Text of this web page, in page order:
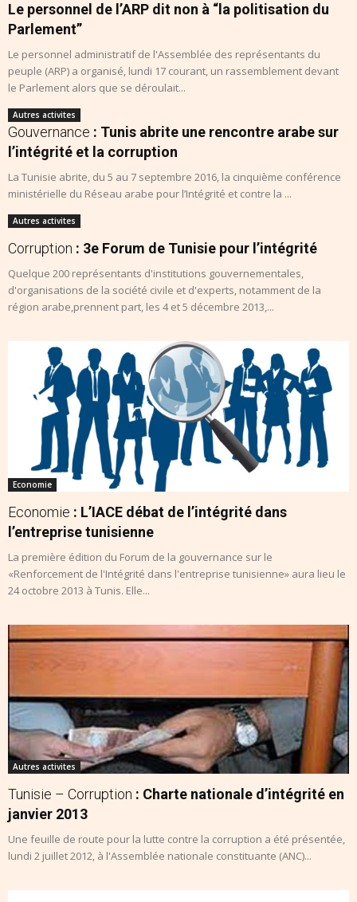
Le personnel de l’ARP dit non à “la politisation du
Parlement”
Le personnel administratif de l'Assemblée des représentants du
peuple (ARP) a organisé, lundi 17 courant, un rassemblement devant
le Parlement alors que se déroulait...
Autres activites
Gouvernance : Tunis abrite une rencontre arabe sur
l’intégrité et la corruption
La Tunisie abrite, du 5 au 7 septembre 2016, la cinquième conférence
ministérielle du Réseau arabe pour l’Intégrité et contre la ...
Autres activites
Corruption : 3e Forum de Tunisie pour l’intégrité
Quelque 200 représentants d'institutions gouvernementales,
d'organisations de la société civile et d'experts, notamment de la
région arabe,prennent part, les 4 et 5 décembre 2013,...
Economie
Economie : L’IACE débat de l’intégrité dans
l’entreprise tunisienne
La première édition du Forum de la gouvernance sur le
«Renforcement de l'Intégrité dans l'entreprise tunisienne» aura lieu le
24 octobre 2013 à Tunis. Elle...
Autres activites
Tunisie – Corruption : Charte nationale d’intégrité en
janvier 2013
Une feuille de route pour la lutte contre la corruption a été présentée,
lundi 2 juillet 2012, à l'Assemblée nationale constituante (ANC)...